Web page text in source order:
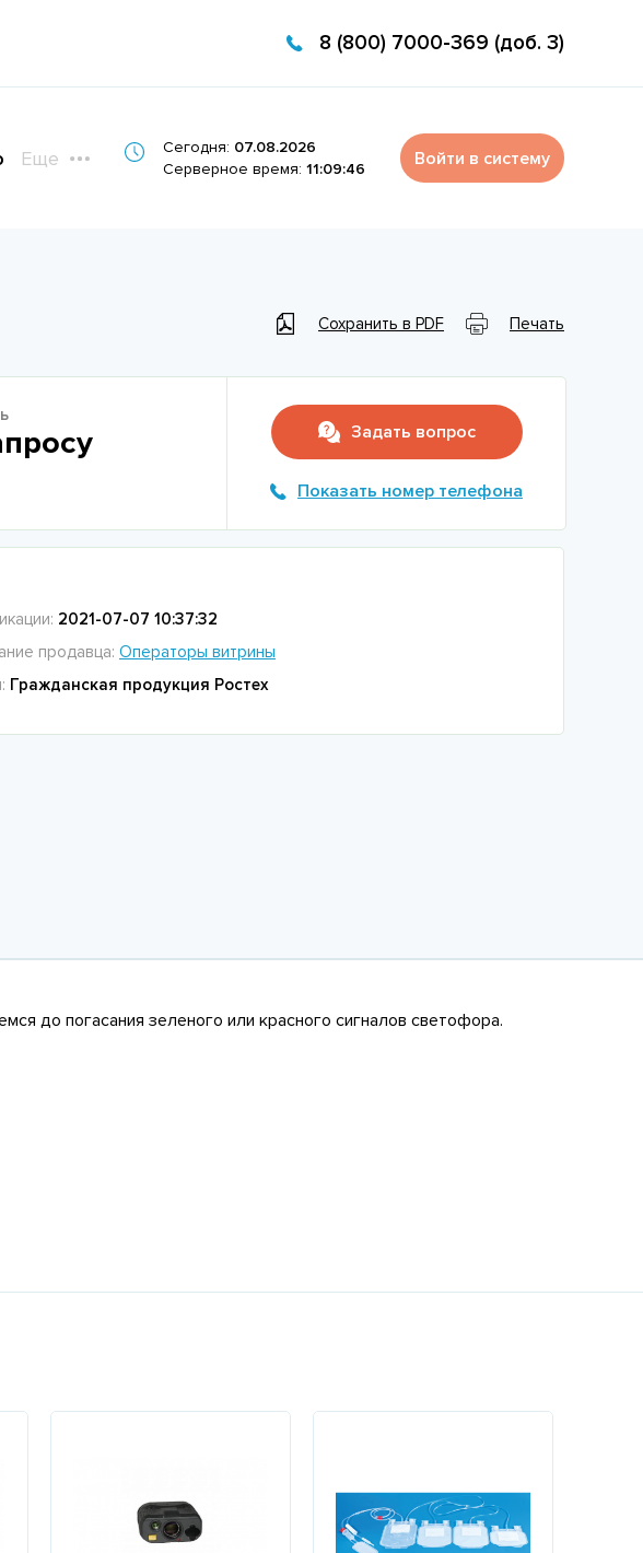
8 (800) 7000-369 (доб. 3)
Еще Сегодня: 07.08.2026
Серверное время: 11:09:46 Войти в систему
Сохранить в PDF Печать
Задать вопрос
Показать номер телефона
2021-07-07 10:37:32
продавца: Операторы витрины
Гражданская продукция Ростех
до погасания зеленого или красного сигналов светофора.